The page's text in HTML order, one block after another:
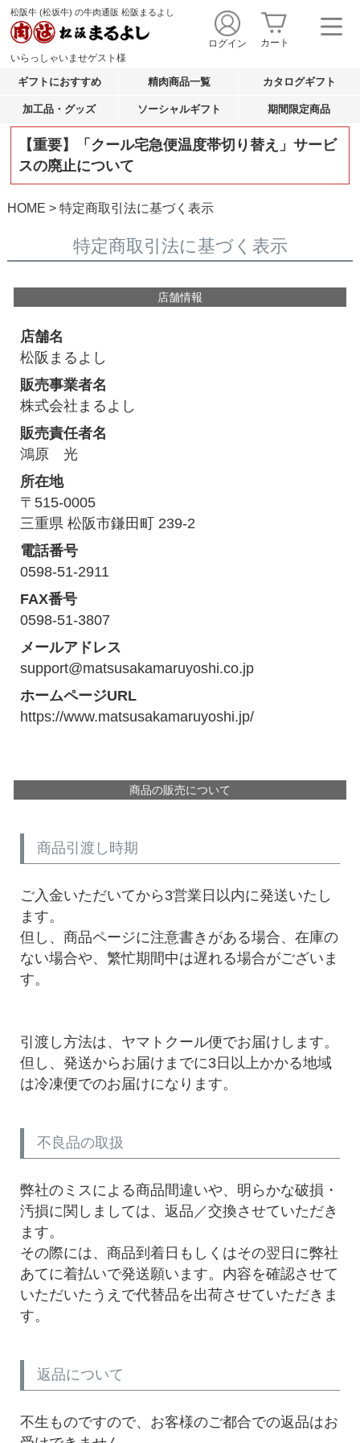
松阪牛 (松坂牛) の牛肉通販 松阪まるよし
いらっしゃいませゲスト様
ログイン カート
ギフトにおすすめ 精肉商品一覧 カタログギフト
加工品・グッズ ソーシャルギフト 期間限定商品
【重要】「クール宅急便温度帯切り替え」サービ
スの廃止について
HOME 特定商取引法に基づく表示
特定商取引法に基づく表示
店舗情報
店舗名
松阪まるよし
販売事業者名
株式会社まるよし
販売責任者名
鴻原 光
所在地
〒515-0005
三重県 松阪市鎌田町 239-2
電話番号
0598-51-2911
FAX番号
0598-51-3807
メールアドレス
support@matsusakamaruyoshi.co.jp
ホームページURL
https://www.matsusakamaruyoshi.jp/
商品の販売について
商品引渡し時期
ご入金いただいてから3営業日以内に発送いたし
ます。
但し、商品ページに注意書きがある場合、在庫の
ない場合や、繁忙期間中は遅れる場合がございま
す。
引渡し方法は、ヤマトクール便でお届けします。
但し、発送からお届けまでに3日以上かかる地域
は冷凍便でのお届けになります。
不良品の取扱
弊社のミスによる商品間違いや、明らかな破損・
汚損に関しましては、返品／交換させていただき
ます。
その際には、商品到着日もしくはその翌日に弊社
あてに着払いで発送願います。内容を確認させて
いただいたうえで代替品を出荷させていただきま
す。
返品について
不生ものですので、お客様のご都合での返品はお